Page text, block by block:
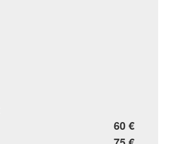
60 €